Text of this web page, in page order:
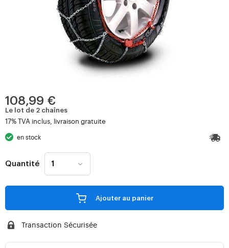
108,99 €
Le lot de 2 chaînes
17% TVA inclus, livraison gratuite
en stock
Quantité
Ajouter au panier
Transaction Sécurisée